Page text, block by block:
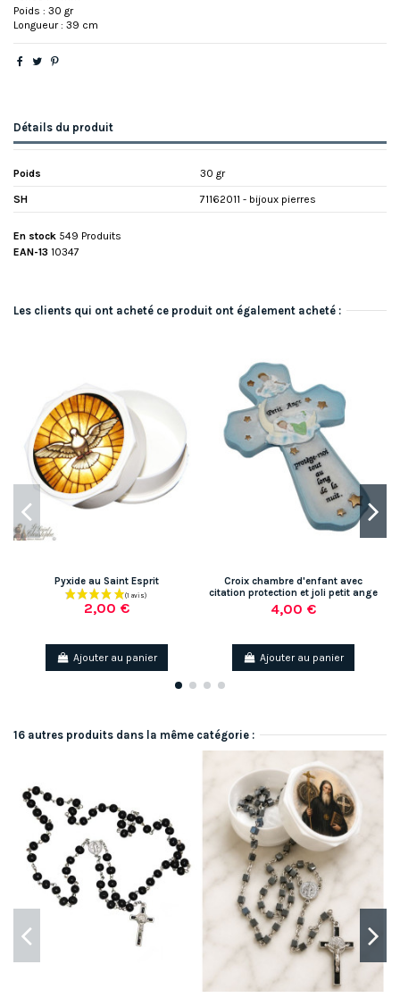
Poids : 30 gr
Longueur : 39 cm
Détails du produit
Poids 30 gr
SH 71162011 - bijoux pierres
En stock 549 Produits
EAN-13 10347
Les clients qui ont acheté ce produit ont également acheté :
Pyxide au Saint Esprit
2,00 €
Ajouter au panier
Croix chambre d'enfant avec
citation protection et joli petit ange
4,00 €
Ajouter au panier
16 autres produits dans la même catégorie :